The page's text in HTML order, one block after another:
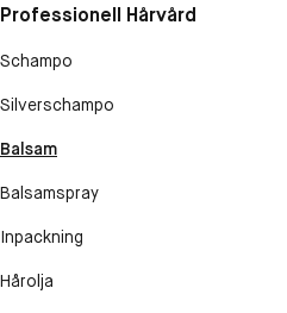
Professionell Hårvård
Schampo
Silverschampo
Balsam
Balsamspray
Inpackning
Hårolja